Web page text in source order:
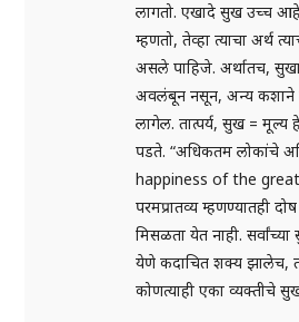
लागतो. एखादे सुख उच्च
म्हणतो, तेव्हा त्याचा अर्थ
असले पाहिजे. अर्थातच,
अवलंबून नसून, अन्य कशाने
लागेल. तात्पर्य, सुख =
पडते. “अधिकतम लोकांचे
happiness of the
परमप्रातव्य म्हणण्यातही
मिसळता येत नाही.
येणे कदाचित शक्य झालेच,
कोणत्याही एका व्यक्तीचे